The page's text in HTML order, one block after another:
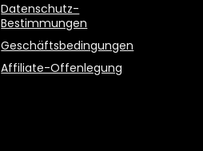
Datenschutz-
Bestimmungen
Geschäftsbedingungen
Affiliate-Offenlegung